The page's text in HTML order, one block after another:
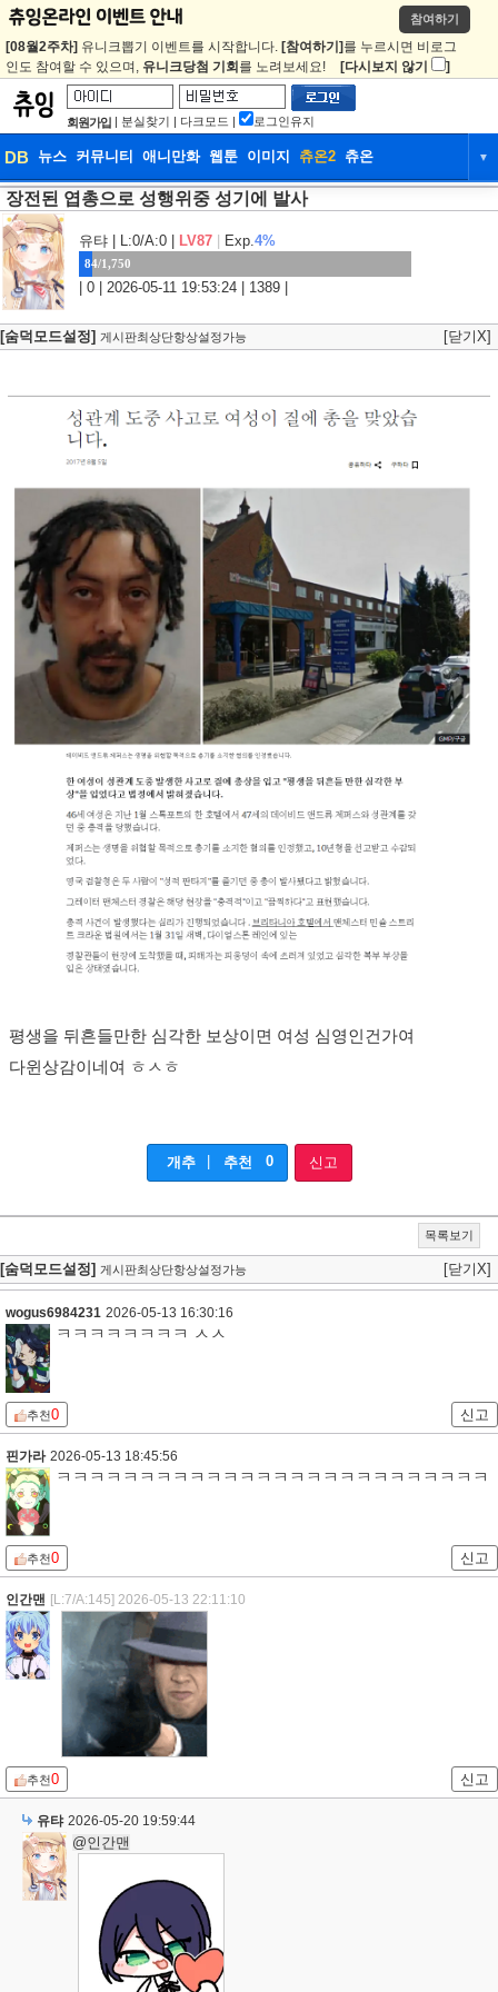
참여하기
[08월2주차] 유니크뽑기 이벤트를 시작합니다. [참여하기] 를 누르시면 비로그
인도 참여할 수 있으며, 유니크당첨 기회 를 노려보세요! [다시보지 않기 ]
회원가입 | 분실찾기 | 다크모드 | 로그인유지
DB 뉴스 커뮤니티 애니만화 웹툰 이미지 츄온2 츄온 ▼
DB 뉴스 커뮤니티
웹툰 이미지
장전된 엽총으로 성행위중 성기에 발사
유탸 | L:0/A:0 | LV87 Exp.4%
84/1,750
| 0 | 2026-05-11 19:53:24 | 1389 |
[숨덕모드설정] 게시판최상단항상설정가능 [닫기X]
평생을 뒤흔들만한 심각한 보상이면 여성 심영인건가여
다윈상감이네여 ㅎㅅㅎ
개추 | 추천 0 신고
목록보기
[숨덕모드설정] 게시판최상단항상설정가능 [닫기X]
wogus6984231 2026-05-13 16:30:16
ㅋㅋㅋㅋㅋㅋㅋㅋ ㅅㅅ
추천0 신고
핀가라 2026-05-13 18:45:56
ㅋㅋㅋㅋㅋㅋㅋㅋㅋㅋㅋㅋㅋㅋㅋㅋㅋㅋㅋㅋㅋㅋㅋㅋㅋㅋ
추천0 신고
인간맨 [L:7/A:145] 2026-05-13 22:11:10
추천0 신고
유탸 2026-05-20 19:59:44
@인간맨